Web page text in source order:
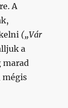
A
(„Vár
a
marad
mégis